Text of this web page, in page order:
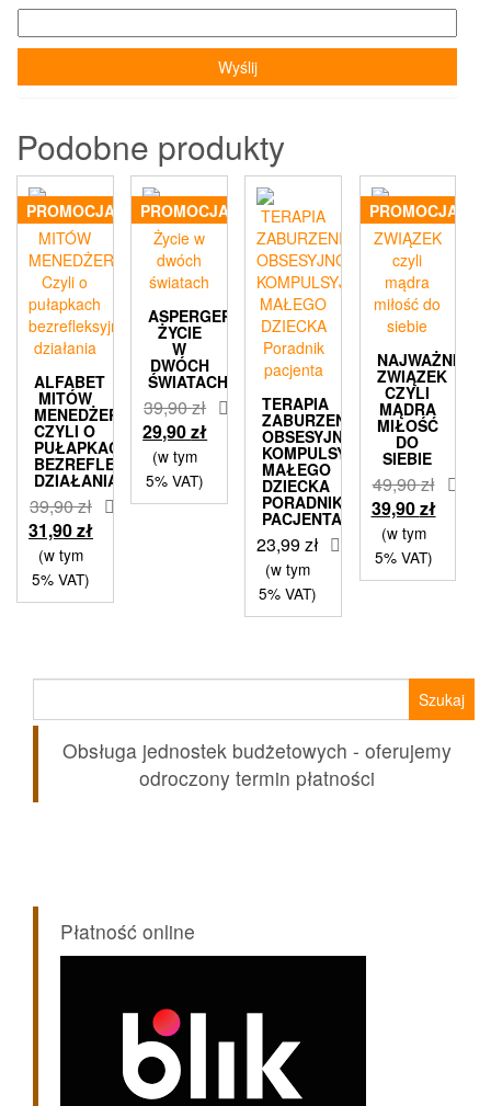
Podobne produkty
PROMOCJA!
ALFABET
MITÓW
MENEDŻERSKICH
CZYLI O
PUŁAPKACH
BEZREFLEKSYJNEGO
DZIAŁANIA
39,90zł
Pierwotna
cena
wynosiła:
39,90 zł.
31,90złAktualna
31,90 zł.
(w tym
5% VAT)
PROMOCJA!
ASPERGER
ŻYCIE
W
DWÓCH
ŚWIATACH
39,90zł
Pierwotna
cena
wynosiła:
39,90 zł.
29,90złAktualna
wynosi:
29,90 zł.
(w tym
5% VAT)
TERAPIA
ZABURZENIA
OBSESYJNO-
KOMPULSYJNEGO
MAŁEGO
DZIECKA
PORADNIK
PACJENTA
23,99zł
(w tym
5% VAT)
PROMOCJA!
ZWIĄZEK
CZYLI
MĄDRA
MIŁOŚĆ
DO
SIEBIE
49,90zł
Pierwotna
cena
wynosiła:
49,90 zł.
39,90zł
39,90
(w tym
5% VAT)
Obsługa jednostek budżetowych - oferujemy
odroczony termin płatności
Płatność online